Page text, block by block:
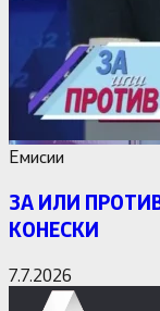
Емисии
ЗА ИЛИ
КОНЕСКИ
7.7.2026